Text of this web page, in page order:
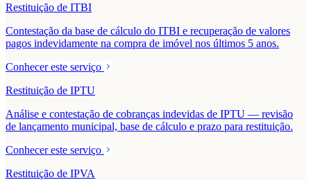
Restituição de ITBI
Contestação da base de cálculo do ITBI e recuperação de valores
pagos indevidamente na compra de imóvel nos últimos 5 anos.
Conhecer este serviço
Restituição de IPTU
Análise e contestação de cobranças indevidas de IPTU — revisão
de lançamento municipal, base de cálculo e prazo para restituição.
Conhecer este serviço
Restituição de IPVA